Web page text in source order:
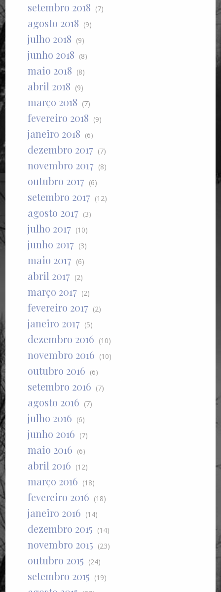
setembro 2018 (7)
agosto 2018 (9)
julho 2018 (9)
junho 2018 (8)
maio 2018 (8)
abril 2018 (9)
março 2018 (7)
fevereiro 2018 (9)
janeiro 2018 (6)
dezembro 2017 (7)
novembro 2017 (8)
outubro 2017 (6)
setembro 2017 (12)
agosto 2017 (3)
julho 2017 (10)
junho 2017 (3)
maio 2017 (6)
abril 2017 (2)
março 2017 (2)
fevereiro 2017 (2)
janeiro 2017 (5)
dezembro 2016 (10)
novembro 2016 (10)
outubro 2016 (6)
setembro 2016 (7)
agosto 2016 (7)
julho 2016 (6)
junho 2016 (7)
maio 2016 (6)
abril 2016 (12)
março 2016 (18)
fevereiro 2016 (18)
janeiro 2016 (14)
dezembro 2015 (14)
novembro 2015 (23)
outubro 2015 (24)
setembro 2015 (19)